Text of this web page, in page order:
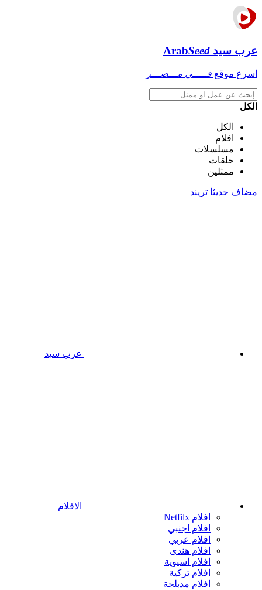
عرب سيد ArabSeed
اسرع موقع فـــــي مـــصـــر
الكل
الكل
افلام
مسلسلات
حلقات
ممثلين
مضاف حديثا تريند
عرب سيد
الافلام
افلام Netfilx
افلام اجنبي
افلام عربي
افلام هندى
افلام اسيوية
افلام تركية
افلام مدبلجة